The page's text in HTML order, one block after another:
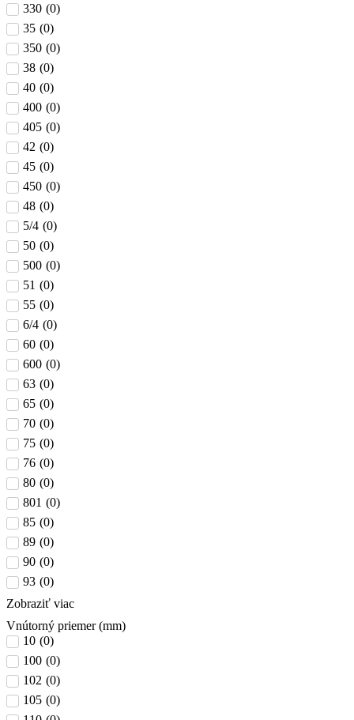
330 (0)
35 (0)
350 (0)
38 (0)
40 (0)
400 (0)
405 (0)
42 (0)
45 (0)
450 (0)
48 (0)
5/4 (0)
50 (0)
500 (0)
51 (0)
55 (0)
6/4 (0)
60 (0)
600 (0)
63 (0)
65 (0)
70 (0)
75 (0)
76 (0)
80 (0)
801 (0)
85 (0)
89 (0)
90 (0)
93 (0)
Zobraziť viac
Vnútorný priemer (mm)
10 (0)
100 (0)
102 (0)
105 (0)